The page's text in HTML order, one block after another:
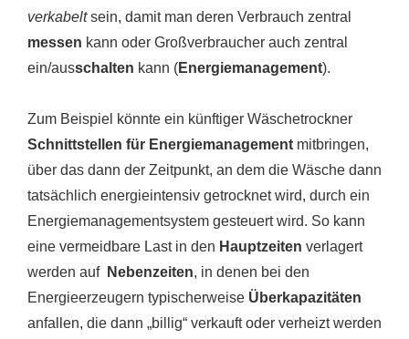
verkabeltsein, damit man deren Verbrauch zentral
messen kann oder Großverbraucher auch zentral
ein/ausschalten kann (Energiemanagement).
Zum Beispiel könnte ein künftiger Wäschetrockner
Schnittstellen für Energiemanagement mitbringen,
über das dann der Zeitpunkt, an dem die Wäsche dann
tatsächlich energieintensiv getrocknet wird, durch ein
Energiemanagementsystem gesteuert wird. So kann
eine vermeidbare Last in den Hauptzeiten verlagert
werden auf Nebenzeiten, in denen bei den
Energieerzeugern typischerweise Überkapazitäten
anfallen, die dann „billig“ verkauft oder verheizt werden